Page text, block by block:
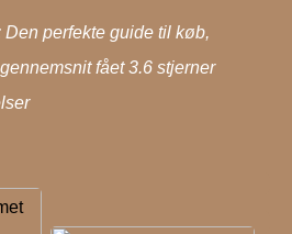
perfekte guide til køb,
fået3.6 stjerner